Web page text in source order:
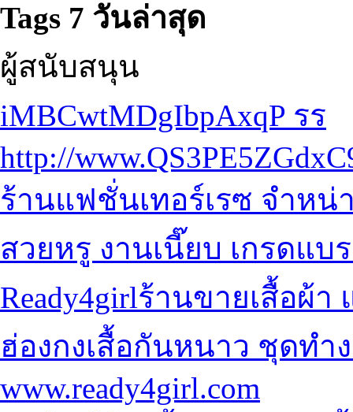
Tags 7 วันล่าสุด
ผู้สนับสนุน
iMBCwtMDgIbpAxqP รร
http://
ร้านแฟชั่นเทอร์เรซ จำหน่
สวยหรู งานเนี๊ยบ เกรดแบ
Ready4girlร้านขายเสื้อผ้า
ฮ่องกงเสื้อกันหนาว ชุดทำ
www.ready4girl.com